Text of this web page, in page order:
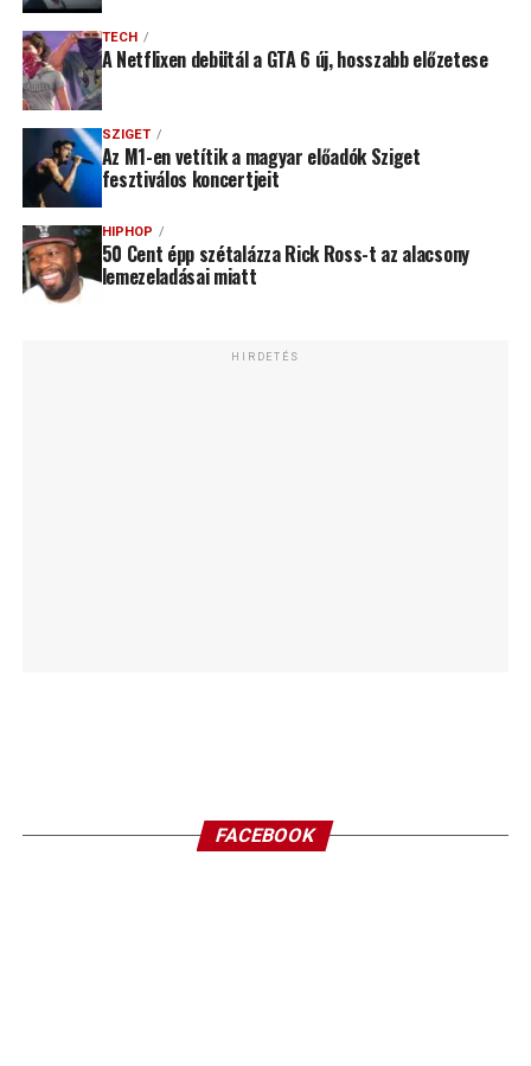
TECH
A Netflixen debütál a GTA 6 új, hosszabb előzetese
SZIGET
Az M1-en vetítik a magyar előadók Sziget
fesztiválos koncertjeit
HIPHOP
50 Cent épp szétalázza Rick Ross-t az alacsony
lemezeladásai miatt
HIRDETÉS
FACEBOOK